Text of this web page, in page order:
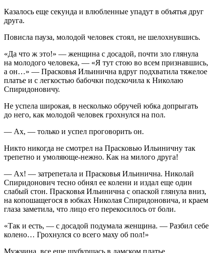
Казалось еще секунда и влюбленные упадут в объятья друг
друга.
Повисла пауза, молодой человек стоял, не шелохнувшись.
«Да что ж это!» — женщина с досадой, почти зло глянула
на молодого человека, — «Я тут стою во всем признавшись,
а он…» — Прасковья Ильинична вдруг подхватила тяжелое
платье и с легкостью бабочки подскочила к Николаю
Спиридоновичу.
Не успела широкая, в несколько обручей юбка допрыгать
до него, как молодой человек грохнулся на пол.
— Ах, — только и успел проговорить он.
Никто никогда не смотрел на Прасковью Ильиничну так
трепетно и умоляюще-нежно. Как на милого друга!
— Ах! — затрепетала и Прасковья Ильинична. Николай
Спиридонович тесно обнял ее колени и издал еще один
слабый стон. Прасковья Ильинична с опаской глянула вниз,
на копошащегося в юбках Николая Спиридоновича, и краем
глаза заметила, что лицо его перекосилось от боли.
«Так и есть, — с досадой подумала женщина. — Разбил себе
колено… Грохнулся со всего маху об пол!»